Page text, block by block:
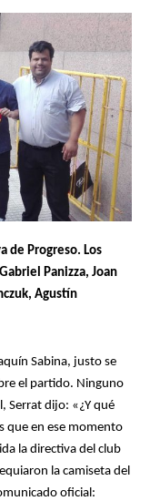
Manuel
de
Honor y gloria a
de cada día. Todos tienen
como Kubala
Manuel
de
Honor y gloria a
de cada día. Todos tienen
como Kubala
de Progreso. Los
Panizza, Joan
Agustín
Sabina, justo se
el partido. Ninguno
Serrat dijo: «¿Y qué
que en ese momento
la directiva del club
la camiseta del
oficial: